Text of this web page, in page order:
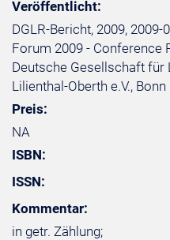
Veröffentlicht:
DGLR-Bericht, 2009,
Forum 2009 - Conference
Deutsche Gesellschaft für
Lilienthal-Oberth e.V., Bonn
Preis:
NA
ISBN:
ISSN:
Kommentar:
in getr. Zählung;